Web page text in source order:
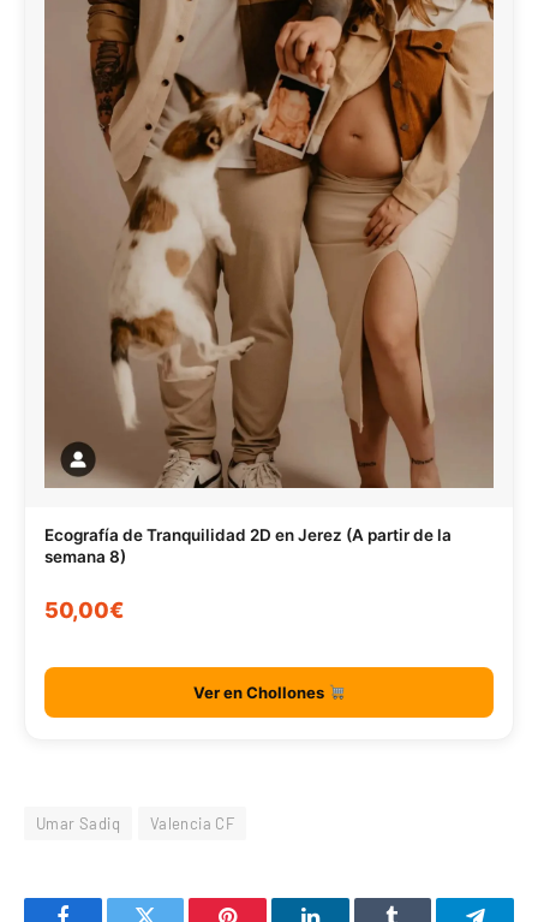
Ecografía de Tranquilidad 2D en Jerez (A partir de la
semana 8)
50,00€
Ver en Chollones
Umar Sadiq Valencia CF